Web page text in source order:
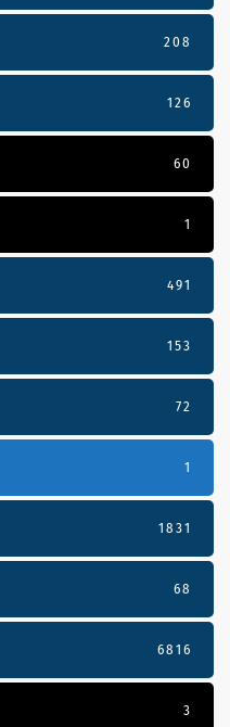
208
126
60
1
491
153
72
1
1831
68
6816
3